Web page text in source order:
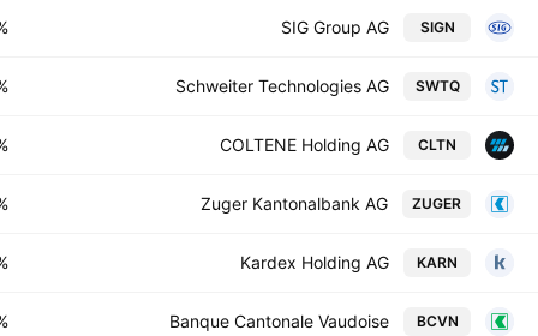
SIGN
SIG Group AG
SWTQ
Schweiter Technologies AG
CLTN
COLTENE Holding AG
ZUGER
Zuger Kantonalbank AG
KARN
Kardex Holding AG
BCVN
Banque Cantonale Vaudoise